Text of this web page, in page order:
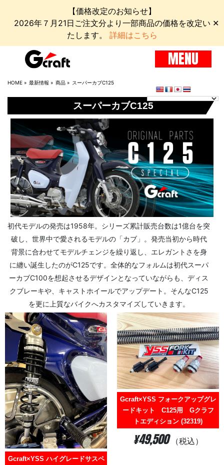
【価格改定のお知らせ】
2026年７月21日ご注文分より一部商品の価格を改定い
たします。 詳細はこちら
✕
MENU
HOME » 最新情報 » 商品 » スーパーカブC125
スーパーカブC125
初代モデルの発売は1958年。シリーズ累計販売台数は1億台を突
破し、世界中で愛されるモデルの「カブ」。発売当初から時代
背景に合わせてモデルチェンジを繰り返し、エレガントさを身
に纏い誕生したのがC125です。全体的なフォルムは初代スーパ
ーカブC100を想起させるデザインとなっていながらも、ディス
クブレーキや、キャストホイールでアップデート。そんなC125
を更に上質なバイクへカスタマイズしていきます。
Gcraft×YSS ハイグレードサスペ
Gcraft×YSS フォークアップグレ
ードキット C125用 Gクラフ
トエディション (32319)
¥49,500 （税込）